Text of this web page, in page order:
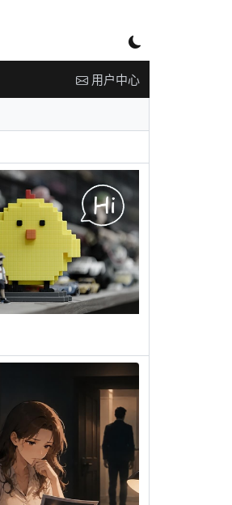
用户中心